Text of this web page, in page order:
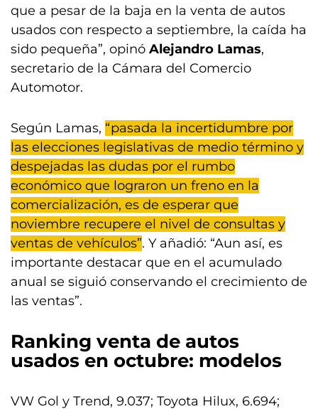
que a pesar de la baja en la venta de autos
usados con respecto a septiembre, la caída ha
sido pequeña”, opinó Alejandro Lamas,
secretario de la Cámara del Comercio
Automotor.
Según Lamas, “pasada la incertidumbre por
las elecciones legislativas de medio término y
despejadas las dudas por el rumbo
económico que lograron un freno en la
comercialización, es de esperar que
noviembre recupere el nivel de consultas y
ventas de vehículos”. Y añadió: “Aun así, es
importante destacar que en el acumulado
anual se siguió conservando el crecimiento de
las ventas”.
Ranking venta de autos
usados en octubre: modelos
VW Gol y Trend, 9.037; Toyota Hilux, 6.694;